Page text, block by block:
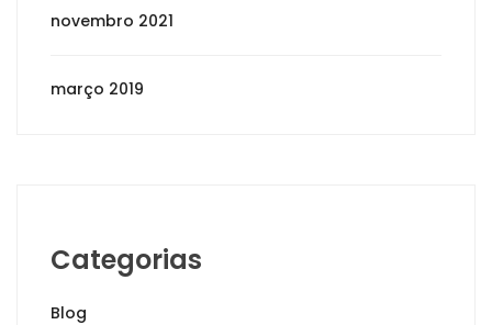
novembro 2021
março 2019
Categorias
Blog